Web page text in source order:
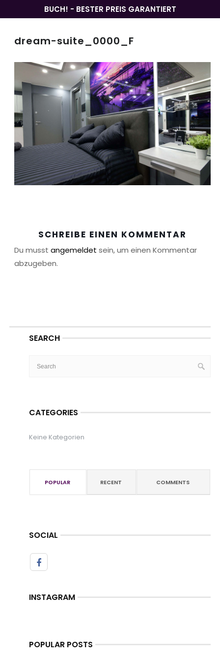
BUCH! - BESTER PREIS GARANTIERT
dream-suite_0000_F
SCHREIBE EINEN KOMMENTAR
Du musst angemeldet sein, um einen Kommentar
abzugeben.
SEARCH
CATEGORIES
Keine Kategorien
POPULAR RECENT COMMENTS
SOCIAL
INSTAGRAM
POPULAR POSTS